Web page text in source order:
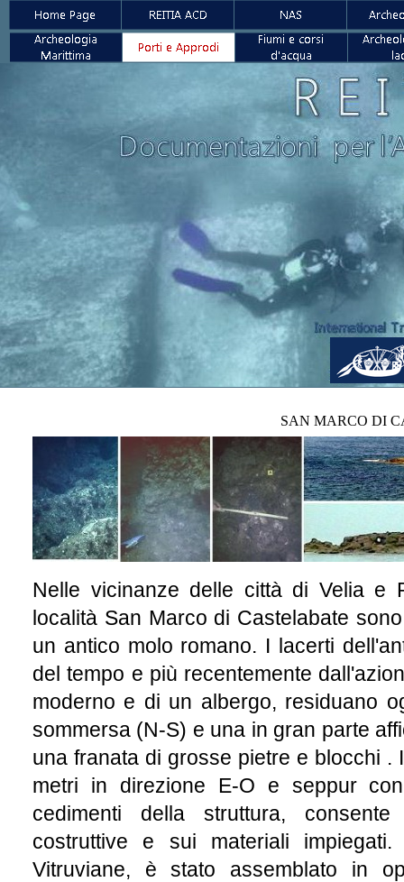
SAN MARCO DI
Nelle vicinanze delle città di Velia e
località San Marco di Castelabate
un antico molo romano. I lacerti
del tempo e più recentemente
moderno e di un albergo, residuano
sommersa (N-S) e una in gran parte
una franata di grosse pietre e blocchi
metri in direzione E-O e seppur
cedimenti della struttura,
costruttive e sui materiali
Vitruviane, è stato assemblato in